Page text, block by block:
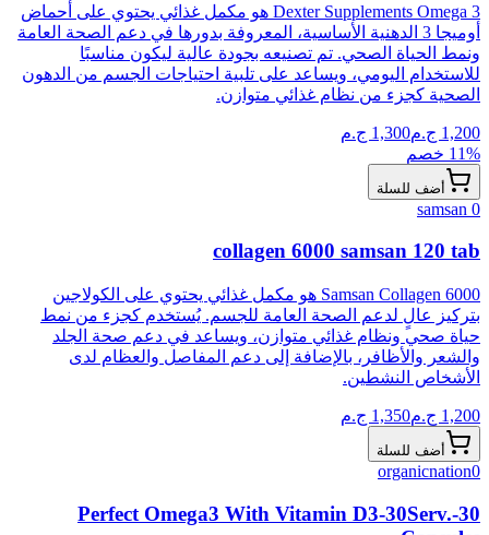
Dexter Supplements Omega 3 هو مكمل غذائي يحتوي على أحماض
أوميجا 3 الدهنية الأساسية، المعروفة بدورها في دعم الصحة العامة
ونمط الحياة الصحي. تم تصنيعه بجودة عالية ليكون مناسبًا
للاستخدام اليومي، ويساعد على تلبية احتياجات الجسم من الدهون
الصحية كجزء من نظام غذائي متوازن.
1,200 ج.م1,300 ج.م
11% خصم
أضف للسلة
samsan 0
collagen 6000 samsan 120 tab
Samsan Collagen 6000 هو مكمل غذائي يحتوي على الكولاجين
بتركيز عالٍ لدعم الصحة العامة للجسم. يُستخدم كجزء من نمط
حياة صحي ونظام غذائي متوازن، ويساعد في دعم صحة الجلد
والشعر والأظافر، بالإضافة إلى دعم المفاصل والعظام لدى
الأشخاص النشطين.
1,200 ج.م1,350 ج.م
أضف للسلة
organicnation0
Perfect Omega3 With Vitamin D3-30Serv.-30